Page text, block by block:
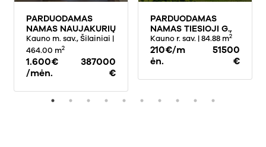
PARDUODAMAS
NAMAS NAUJAKURIŲ
G., ŠILAINIUOSE,
KAUNE, 464 KV.M
PLOTO
Kauno m. sav., Šilainiai |
464.00 m2
1.600€
/mėn.
387000
€
PARDUODAMAS
NAMAS TIESIOJI G.,
DRĄSEIKIŲ K., 84.88
KV.M PLOTO, 3
AUKŠTAI
Kauno r. sav. | 84.88 m2
210€/m
ėn.
51500
€